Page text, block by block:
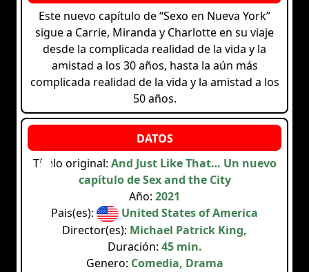
Este nuevo capítulo de “Sexo en Nueva York”
sigue a Carrie, Miranda y Charlotte en su viaje
desde la complicada realidad de la vida y la
amistad a los 30 años, hasta la aún más
complicada realidad de la vida y la amistad a los
50 años.
Título original: And Just Like That… Un nuevo
capítulo de Sex and the City
Año: 2021
Pais(es):
United States of America
Director(es): Michael Patrick King,
Duración: 45 min.
Genero: Comedia, Drama